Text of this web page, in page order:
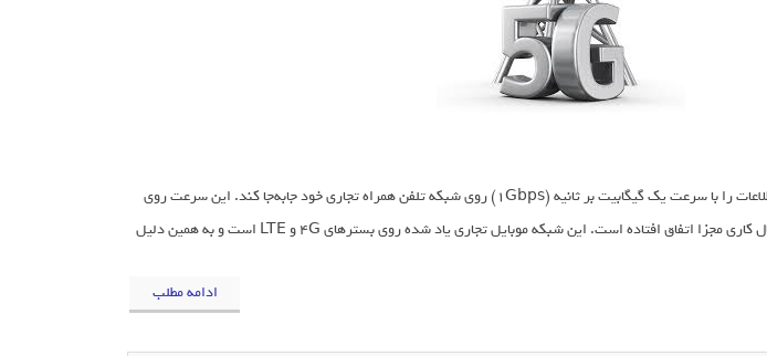
شرکت Telstra مدعی است توانسته اطلاعات را با سرعت یک گیگابیت بر ثانیه (1Gbps) روی شبکه تلفن همراه تجاری خود جابه‌جا کند. این سرعت روی
فرکانس 100 مگاهرتز و از طریق پنج کانال کاری مجزا اتفاق افتاده است. این شبکه موبایل تجاری یاد شده روی بسترهای 4G و LTE است و به همین دلیل
ادامه مطلب